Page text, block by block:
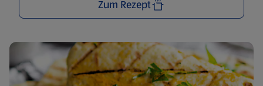
Zum Rezept